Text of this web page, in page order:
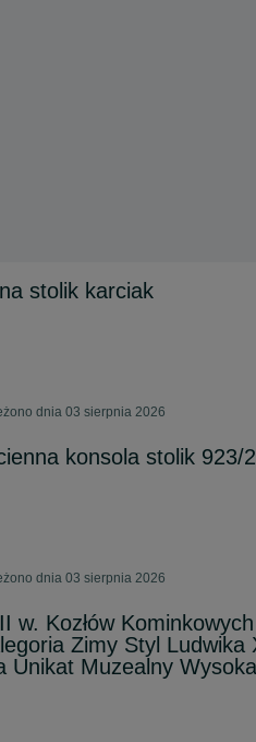
stolik karciak
dnia 03 sierpnia 2026
konsola stolik 923/
dnia 03 sierpnia 2026
w. Kozłów
Zimy Styl Ludwika
Unikat Muzealny